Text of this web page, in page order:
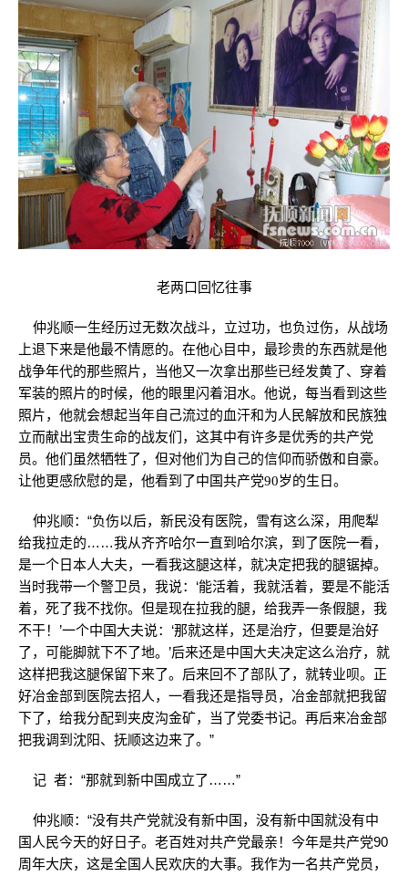
老两口回忆往事
仲兆顺一生经历过无数次战斗，立过功，也负过伤，从战场
上退下来是他最不情愿的。在他心目中，最珍贵的东西就是他
战争年代的那些照片，当他又一次拿出那些已经发黄了、穿着
军装的照片的时候，他的眼里闪着泪水。他说，每当看到这些
照片，他就会想起当年自己流过的血汗和为人民解放和民族独
立而献出宝贵生命的战友们，这其中有许多是优秀的共产党
员。他们虽然牺牲了，但对他们为自己的信仰而骄傲和自豪。
让他更感欣慰的是，他看到了中国共产党90岁的生日。
仲兆顺：“负伤以后，新民没有医院，雪有这么深，用爬犁
给我拉走的……我从齐齐哈尔一直到哈尔滨，到了医院一看，
是一个日本人大夫，一看我这腿这样，就决定把我的腿锯掉。
当时我带一个警卫员，我说：‘能活着，我就活着，要是不能活
着，死了我不找你。但是现在拉我的腿，给我弄一条假腿，我
不干！’一个中国大夫说：‘那就这样，还是治疗，但要是治好
了，可能脚就下不了地。’后来还是中国大夫决定这么治疗，就
这样把我这腿保留下来了。后来回不了部队了，就转业呗。正
好冶金部到医院去招人，一看我还是指导员，冶金部就把我留
下了，给我分配到夹皮沟金矿，当了党委书记。再后来冶金部
把我调到沈阳、抚顺这边来了。”
记 者：“那就到新中国成立了……”
仲兆顺：“没有共产党就没有新中国，没有新中国就没有中
国人民今天的好日子。老百姓对共产党最亲！今年是共产党90
周年大庆，这是全国人民欢庆的大事。我作为一名共产党员，